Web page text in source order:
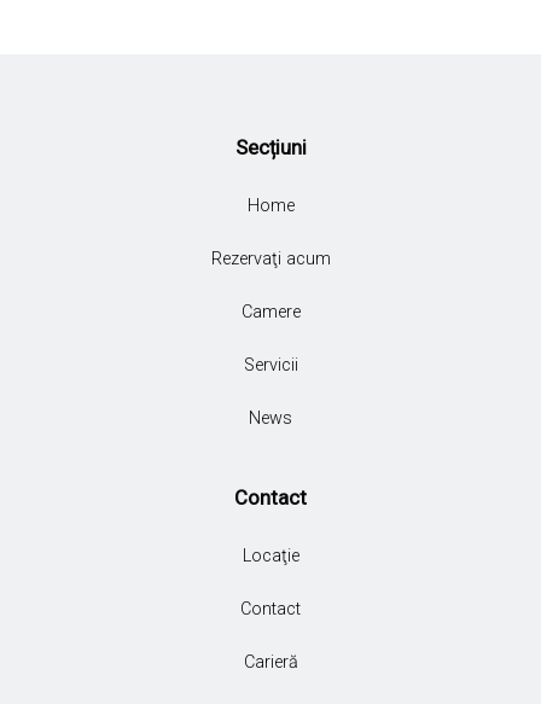
Secțiuni
Home
Rezervaţi acum
Camere
Servicii
News
Contact
Locaţie
Contact
Carieră